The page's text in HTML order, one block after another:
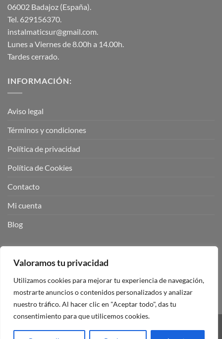
Valoramos tu privacidad
Utilizamos cookies para mejorar tu experiencia de navegación,
mostrarte anuncios o contenidos personalizados y analizar
nuestro tráfico. Al hacer clic en "Aceptar todo", das tu
consentimiento para que utilicemos cookies.
06002 Badajoz (España).
Tel. 629156370.
instalmaticsur@gmail.com.
Lunes a Viernes de 8.00h a 14.00h.
Tardes cerrado.
INFORMACIÓN:
Aviso legal
Términos y condiciones
Política de privacidad
Política de Cookies
Contacto
Mi cuenta
Blog
Visa PayPal Stripe MasterCard